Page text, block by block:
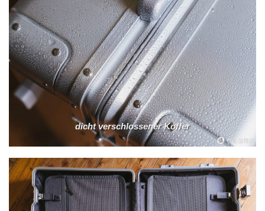
dicht verschlossener Koffer